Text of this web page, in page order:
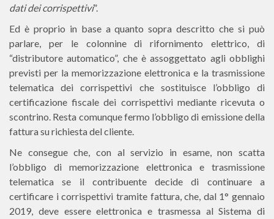
dati dei corrispettivi”.
Ed è proprio in base a quanto sopra descritto che si può
parlare, per le colonnine di rifornimento elettrico, di
“distributore automatico”, che è assoggettato agli obblighi
previsti per la memorizzazione elettronica e la trasmissione
telematica dei corrispettivi che sostituisce l’obbligo di
certificazione fiscale dei corrispettivi mediante ricevuta o
scontrino. Resta comunque fermo l’obbligo di emissione della
fattura su richiesta del cliente.
Ne consegue che, con al servizio in esame, non scatta
l’obbligo di memorizzazione elettronica e trasmissione
telematica se il contribuente decide di continuare a
certificare i corrispettivi tramite fattura, che, dal 1° gennaio
2019, deve essere elettronica e trasmessa al Sistema di